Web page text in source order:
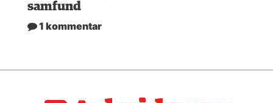
samfund
1 kommentar